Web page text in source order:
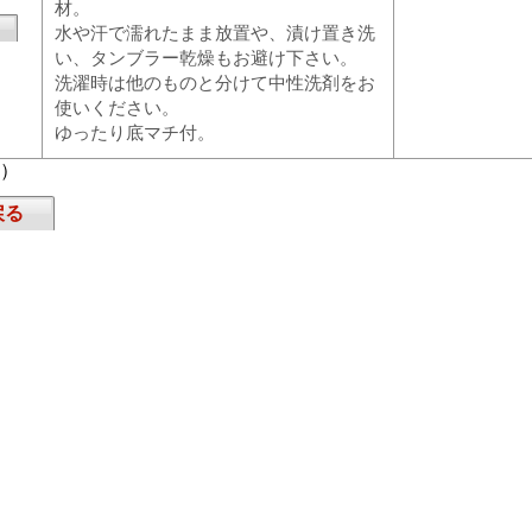
材。
水や汗で濡れたまま放置や、漬け置き洗
い、タンブラー乾燥もお避け下さい。
洗濯時は他のものと分けて中性洗剤をお
使いください。
ゆったり底マチ付。